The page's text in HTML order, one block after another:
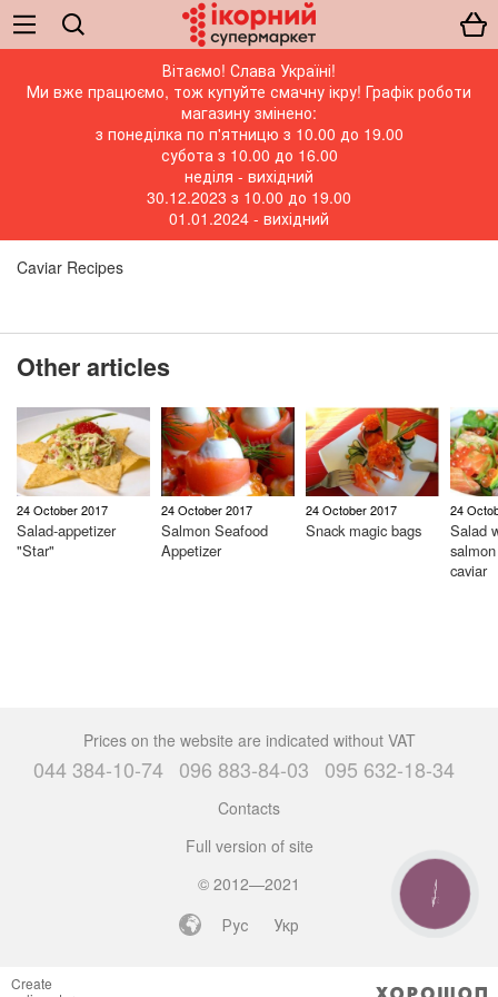
Вітаємо! Слава Україні!
Ми вже працюємо, тож купуйте смачну ікру! Графік роботи
магазину змінено:
з понеділка по п'ятницю з 10.00 до 19.00
субота з 10.00 до 16.00
неділя - вихідний
30.12.2023 з 10.00 до 19.00
01.01.2024 - вихідний
Caviar Recipes
Other articles
24 October 2017
Salad-appetizer
"Star"
24 October 2017
Salmon Seafood
Appetizer
24 October 2017
Snack magic bags
24
Salad
caviar
Prices on the website are indicated without VAT
044 384-10-74 096 883-84-03 095 632-18-34
Contacts
Full version of site
© 2012—2021
Рус
Укр
Create
CALL
BUTTON